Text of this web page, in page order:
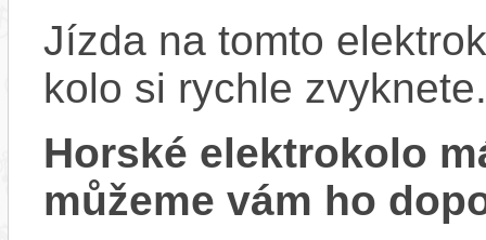
Jízda na tomto
kolo si rychle zvyknete.
Horské elektrokolo
můžeme vám ho